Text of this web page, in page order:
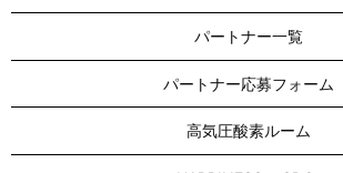
パートナー一覧
パートナー応募フォーム
高気圧酸素ルーム